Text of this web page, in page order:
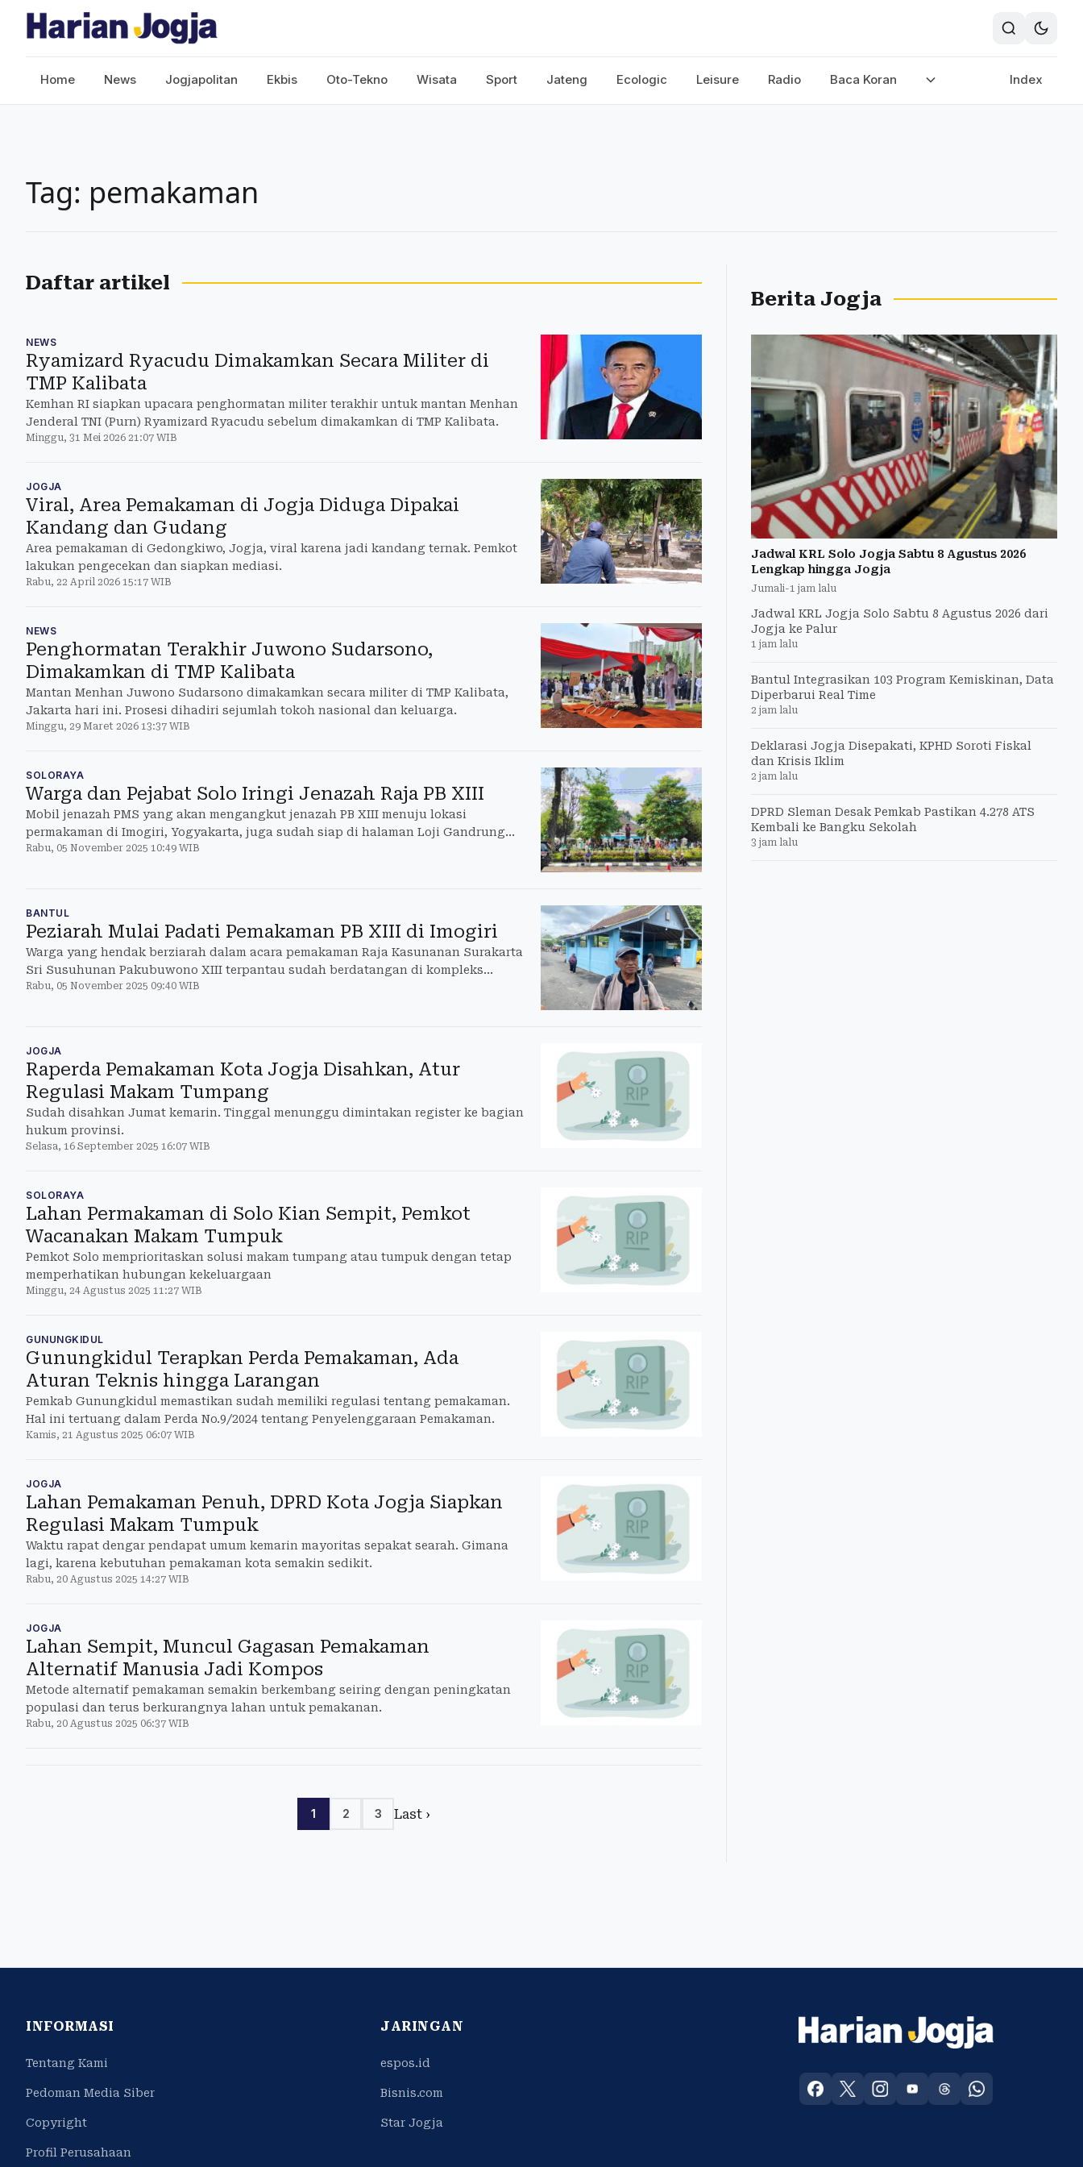
Home News Jogjapolitan Ekbis Oto-Tekno Wisata Sport Jateng Ecologic Leisure Radio Baca Koran Index
Tag: pemakaman
Daftar artikel
NEWS
Ryamizard Ryacudu Dimakamkan Secara Militer di
TMP Kalibata
Kemhan RI siapkan upacara penghormatan militer terakhir untuk mantan Menhan
Jenderal TNI (Purn) Ryamizard Ryacudu sebelum dimakamkan di TMP Kalibata.
Minggu, 31 Mei 2026 21:07 WIB
JOGJA
Viral, Area Pemakaman di Jogja Diduga Dipakai
Kandang dan Gudang
Area pemakaman di Gedongkiwo, Jogja, viral karena jadi kandang ternak. Pemkot
lakukan pengecekan dan siapkan mediasi.
Rabu, 22 April 2026 15:17 WIB
NEWS
Penghormatan Terakhir Juwono Sudarsono,
Dimakamkan di TMP Kalibata
Mantan Menhan Juwono Sudarsono dimakamkan secara militer di TMP Kalibata,
Jakarta hari ini. Prosesi dihadiri sejumlah tokoh nasional dan keluarga.
Minggu, 29 Maret 2026 13:37 WIB
SOLORAYA
Warga dan Pejabat Solo Iringi Jenazah Raja PB XIII
Mobil jenazah PMS yang akan mengangkut jenazah PB XIII menuju lokasi
permakaman di Imogiri, Yogyakarta, juga sudah siap di halaman Loji Gandrung
Solo sekitar pu
Rabu, 05 November 2025 10:49 WIB
BANTUL
Peziarah Mulai Padati Pemakaman PB XIII di Imogiri
Warga yang hendak berziarah dalam acara pemakaman Raja Kasunanan Surakarta
Sri Susuhunan Pakubuwono XIII terpantau sudah berdatangan di kompleks
pemakaman raja
Rabu, 05 November 2025 09:40 WIB
JOGJA
Raperda Pemakaman Kota Jogja Disahkan, Atur
Regulasi Makam Tumpang
Sudah disahkan Jumat kemarin. Tinggal menunggu dimintakan register ke bagian
hukum provinsi.
Selasa, 16 September 2025 16:07 WIB
SOLORAYA
Lahan Permakaman di Solo Kian Sempit, Pemkot
Wacanakan Makam Tumpuk
Pemkot Solo memprioritaskan solusi makam tumpang atau tumpuk dengan tetap
memperhatikan hubungan kekeluargaan
Minggu, 24 Agustus 2025 11:27 WIB
GUNUNGKIDUL
Gunungkidul Terapkan Perda Pemakaman, Ada
Aturan Teknis hingga Larangan
Pemkab Gunungkidul memastikan sudah memiliki regulasi tentang pemakaman.
Hal ini tertuang dalam Perda No.9/2024 tentang Penyelenggaraan Pemakaman.
Kamis, 21 Agustus 2025 06:07 WIB
JOGJA
Lahan Pemakaman Penuh, DPRD Kota Jogja Siapkan
Regulasi Makam Tumpuk
Waktu rapat dengar pendapat umum kemarin mayoritas sepakat searah. Gimana
lagi, karena kebutuhan pemakaman kota semakin sedikit.
Rabu, 20 Agustus 2025 14:27 WIB
JOGJA
Lahan Sempit, Muncul Gagasan Pemakaman
Alternatif Manusia Jadi Kompos
Metode alternatif pemakaman semakin berkembang seiring dengan peningkatan
populasi dan terus berkurangnya lahan untuk pemakanan.
Rabu, 20 Agustus 2025 06:37 WIB
1 2 3 Last ›
Berita Jogja
Jadwal KRL Solo Jogja Sabtu 8 Agustus 2026
Lengkap hingga Jogja
Jumali-1 jam lalu
Jadwal KRL Jogja Solo Sabtu 8 Agustus 2026 dari
Jogja ke Palur
1 jam lalu
Bantul Integrasikan 103 Program Kemiskinan, Data
Diperbarui Real Time
2 jam lalu
Deklarasi Jogja Disepakati, KPHD Soroti Fiskal
dan Krisis Iklim
2 jam lalu
DPRD Sleman Desak Pemkab Pastikan 4.278 ATS
Kembali ke Bangku Sekolah
3 jam lalu
INFORMASI
Tentang Kami
Pedoman Media Siber
Copyright
Profil Perusahaan
JARINGAN
espos.id
Bisnis.com
Star Jogja